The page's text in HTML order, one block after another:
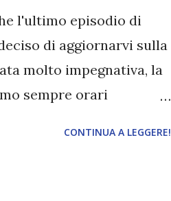
chili per poter essere
per non sfigurare
l'ultimo episodio di
di aggiornarvi sulla
molto impegnativa, la
sempre orari
CONTINUA A LEGGERE!